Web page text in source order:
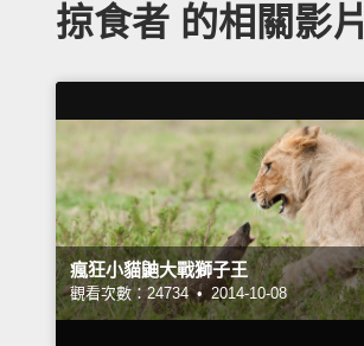
掠食者 的相關影片
瘋狂小貓鼬大戰獅子王
觀看次數：24734 • 2014-10-08